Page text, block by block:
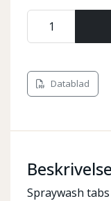
Datablad
Beskrivelse
Spraywash